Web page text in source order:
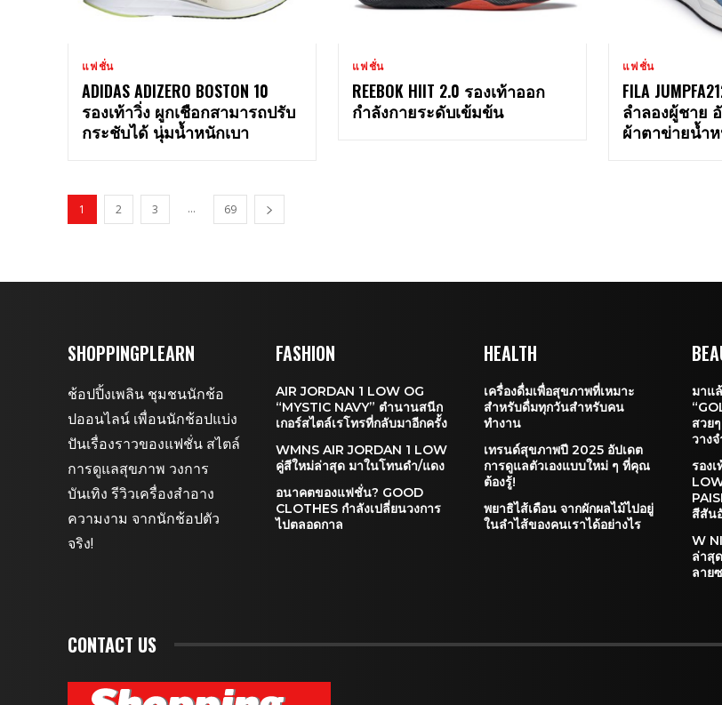
แฟชั่น
ADIDAS ADIZERO BOSTON 10
รองเท้าวิ่ง ผูกเชือกสามารถปรับ
กระชับได้ นุ่มน้ำหนักเบา
แฟชั่น
REEBOK HIIT 2.0 รองเท้าออก
กำลังกายระดับเข้มข้น
แฟชั่น
FILA
ลำลองผู้ชาย
ผ้าตาข่ายน้ำ
1 2 3 ... 69
SHOPPINGPLEARN
ช้อปปิ้งเพลิน ชุมชนนักช้อ
ปออนไลน์ เพื่อนนักช้อปแบ่ง
ปันเรื่องราวของแฟชั่น สไตล์
การดูแลสุขภาพ วงการ
บันเทิง รีวิวเครื่องสำอาง
ความงาม จากนักช้อปตัว
จริง!
FASHION
AIR JORDAN 1 LOW OG
“MYSTIC NAVY” ตำนานสนีก
เกอร์สไตล์เรโทรที่กลับมาอีกครั้ง
WMNS AIR JORDAN 1 LOW
คู่สีใหม่ล่าสุด มาในโทนดำ/แดง
อนาคตของแฟชั่น? GOOD
CLOTHES กำลังเปลี่ยนวงการ
ไปตลอดกาล
HEALTH
เครื่องดื่มเพื่อสุขภาพที่เหมาะ
สำหรับดื่มทุกวันสำหรับคน
ทำงาน
เทรนด์สุขภาพปี 2025 อัปเดต
การดูแลตัวเองแบบใหม่ ๆ ที่คุณ
ต้องรู้!
พยาธิไส้เดือน จากผักผลไม้ไปอยู่
ในลำไส้ของคนเราได้อย่างไร
มาแ
สวย
วาง
รอง
สีสัน
W
ล่าสุ
ลาย
CONTACT US